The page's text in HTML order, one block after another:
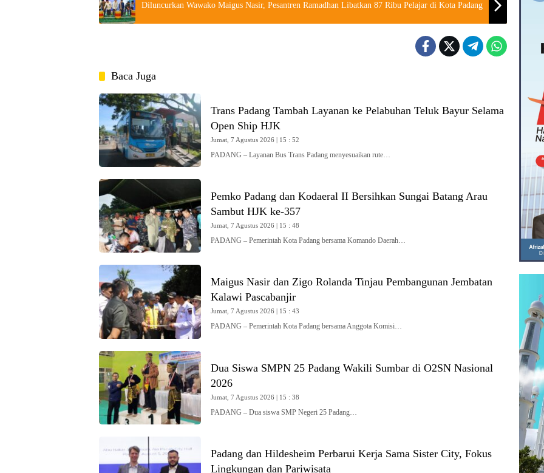
Diluncurkan Wawako Maigus Nasir, Pesantren Ramadhan Libatkan 87 Ribu Pelajar di Kota Padang
Baca Juga
Trans Padang Tambah Layanan ke Pelabuhan Teluk Bayur Selama
Open Ship HJK
Jumat, 7 Agustus 2026 | 15 : 52
PADANG – Layanan Bus Trans Padang menyesuaikan rute…
Pemko Padang dan Kodaeral II Bersihkan Sungai Batang Arau
Sambut HJK ke-357
Jumat, 7 Agustus 2026 | 15 : 48
PADANG – Pemerintah Kota Padang bersama Komando Daerah…
Maigus Nasir dan Zigo Rolanda Tinjau Pembangunan Jembatan
Kalawi Pascabanjir
Jumat, 7 Agustus 2026 | 15 : 43
PADANG – Pemerintah Kota Padang bersama Anggota Komisi…
Dua Siswa SMPN 25 Padang Wakili Sumbar di O2SN Nasional
2026
Jumat, 7 Agustus 2026 | 15 : 38
PADANG – Dua siswa SMP Negeri 25 Padang…
Padang dan Hildesheim Perbarui Kerja Sama Sister City, Fokus
Lingkungan dan Pariwisata